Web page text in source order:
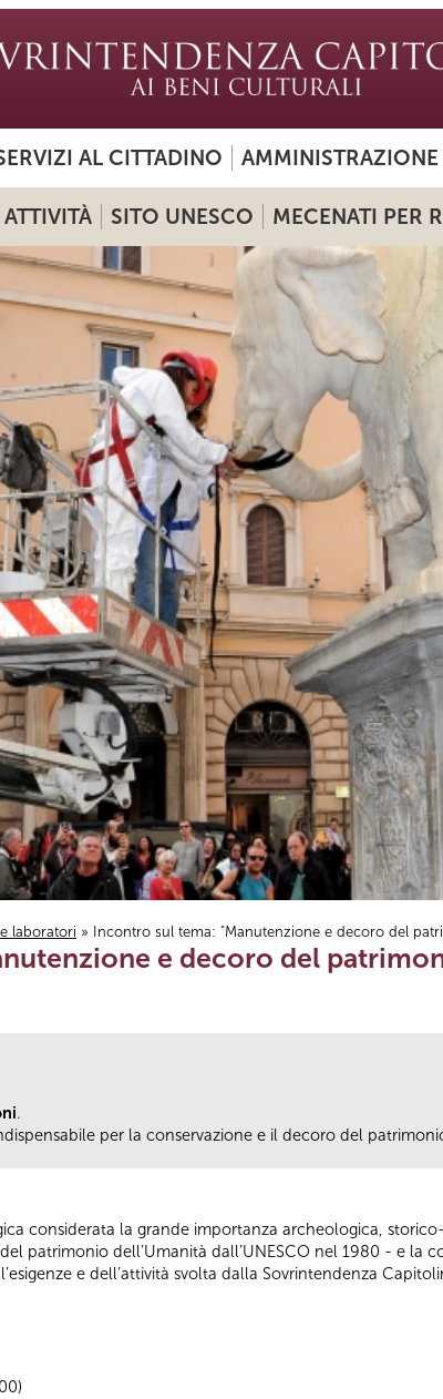
AL CITTADINO AMMINISTRAZIONE
ATTIVITÀ SITO UNESCO MECENATI PER
laboratori » Incontro sul tema: "Manutenzione e decoro del
e decoro del
.
per la conservazione e il decoro del
considerata la grande importanza archeologica,
patrimonio dell’Umanità dall’UNESCO nel 1980 - e la
e dell’attività svolta dalla Sovrintendenza